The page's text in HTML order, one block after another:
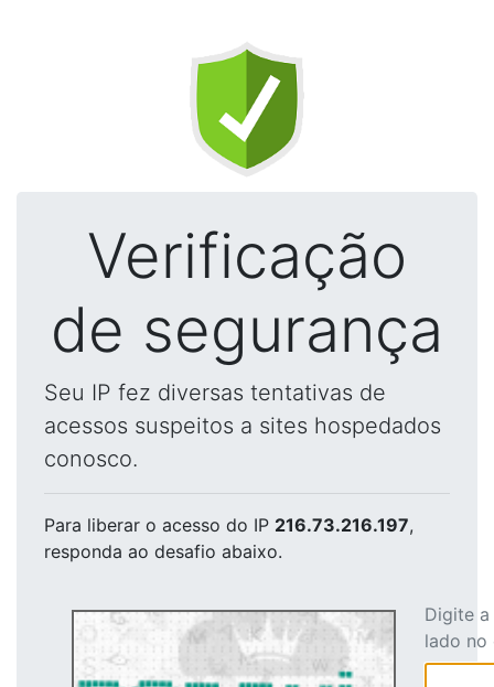
Verificação
de segurança
Seu IP fez diversas tentativas de
acessos suspeitos a sites hospedados
conosco.
Para liberar o acesso do IP 216.73.216.197,
responda ao desafio abaixo.
Digite
lado no